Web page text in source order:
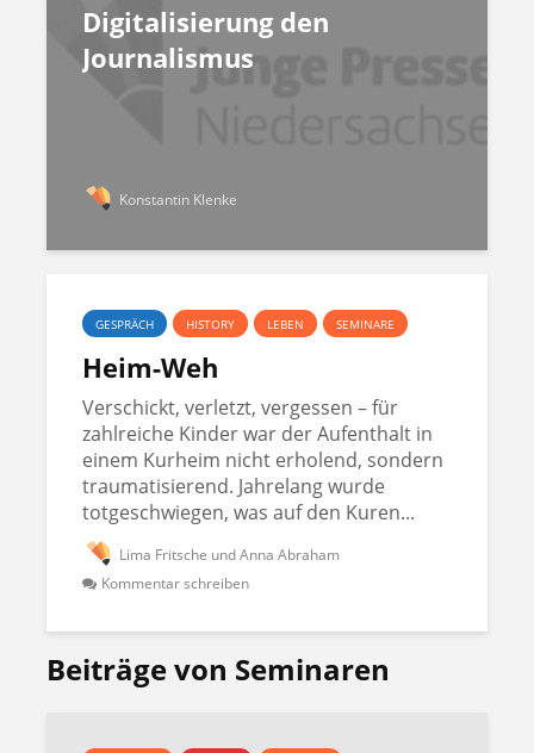
Digitalisierung den
Journalismus
Konstantin Klenke
GESPRÄCH HISTORY LEBEN SEMINARE
Heim-Weh
Verschickt, verletzt, vergessen – für
zahlreiche Kinder war der Aufenthalt in
einem Kurheim nicht erholend, sondern
traumatisierend. Jahrelang wurde
totgeschwiegen, was auf den Kuren...
Lima Fritsche und Anna Abraham
Kommentar schreiben
Beiträge von Seminaren